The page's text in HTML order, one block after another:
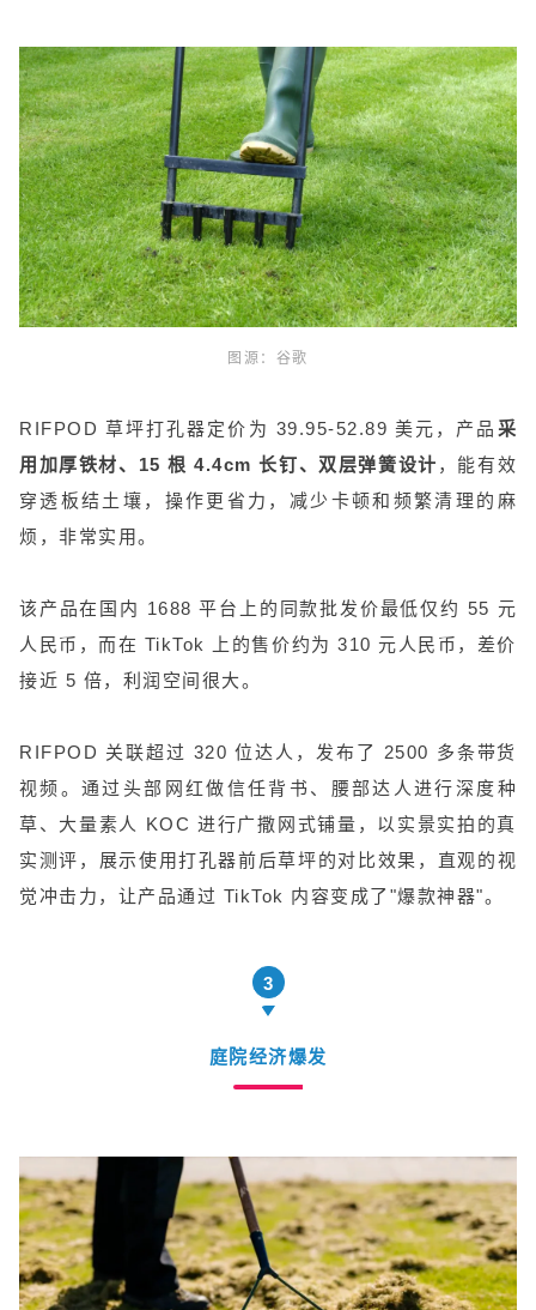
图源：谷歌
RIFPOD 草坪打孔器定价为 39.95-52.89 美元，产品 采
用加厚铁材、15 根 4.4cm 长钉、双层弹簧设计 ，能有效
穿透板结土壤，操作更省力，减少卡顿和频繁清理的麻
烦，非常实用。
该产品在国内 1688 平台上的同款批发价最低仅约 55 元
人民币，而在 TikTok 上的售价约为 310 元人民币，差价
接近 5 倍，利润空间很大。
RIFPOD 关联超过 320 位达人，发布了 2500 多条带货
视频。通过头部网红做信任背书、腰部达人进行深度种
草、大量素人 KOC 进行广撒网式铺量，以实景实拍的真
实测评，展示使用打孔器前后草坪的对比效果，直观的视
觉冲击力，让产品通过 TikTok 内容变成了"爆款神器"。
3
庭院经济爆发